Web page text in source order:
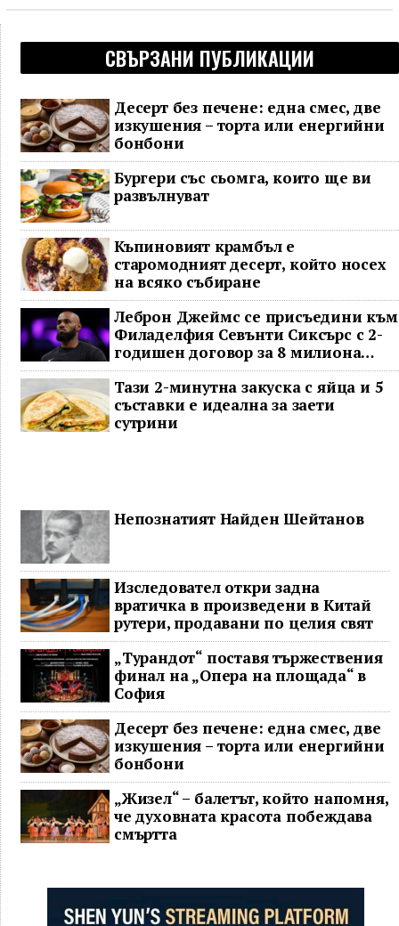
СВЪРЗАНИ ПУБЛИКАЦИИ
Десерт без печене: една смес, две
изкушения – торта или енергийни
бонбони
Бургери със сьомга, които ще ви
развълнуват
Къпиновият крамбъл е
старомодният десерт, който носех
на всяко събиране
Леброн Джеймс се присъедини към
Филаделфия Севънти Сиксърс с 2-
годишен договор за 8 милиона
долара
Тази 2-минутна закуска с яйца и 5
съставки е идеална за заети
сутрини
Непознатият Найден Шейтанов
Изследовател откри задна
вратичка в произведени в Китай
рутери, продавани по целия свят
„Турандот“ поставя тържествения
финал на „Опера на площада“ в
София
Десерт без печене: една смес, две
изкушения – торта или енергийни
бонбони
„Жизел“ – балетът, който напомня,
че духовната красота побеждава
смъртта